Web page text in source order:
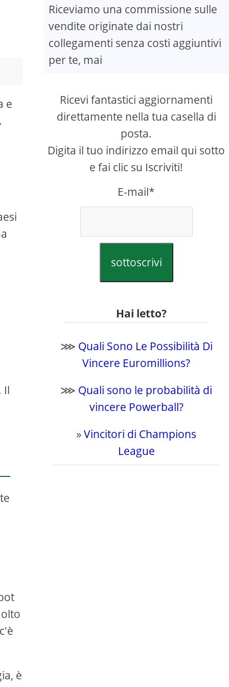
e
Il
è
Riceviamo una commissione sulle
vendite originate dai nostri
collegamenti senza costi aggiuntivi
per te, mai
Ricevi fantastici aggiornamenti
direttamente nella tua casella di
posta.
Digita il tuo indirizzo email qui sotto
e fai clic su Iscriviti!
E-mail*
sottoscrivi
Hai letto?
⋙ Quali Sono Le Possibilità Di
Vincere Euromillions?
⋙ Quali sono le probabilità di
vincere Powerball?
»Vincitori di Champions
League